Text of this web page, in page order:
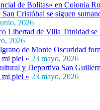
de Bolitas» en Colonia
Cristóbal se siguen
2026
Libertad de Villa Trinidad se
2026
de Monte Oscuridad
mi piel « 23 mayo, 2026
y Deportiva San
mi piel « 23 mayo, 2026